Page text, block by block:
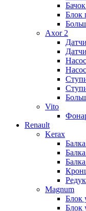
Блок
Axor 2
Vito
Renault
Kerax
Magnum
Блок
Блок